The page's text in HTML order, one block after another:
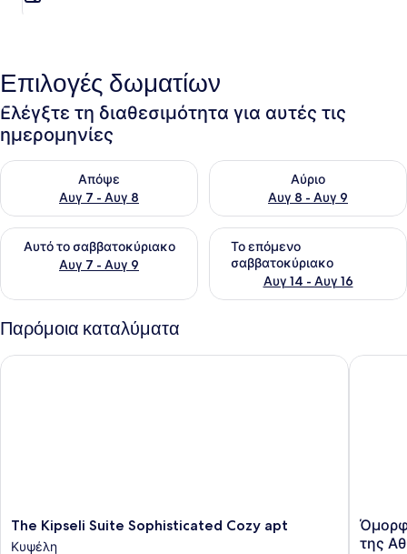
Επιλογές δωματίων
Ελέγξτε τη διαθεσιμότητα για αυτές τις
ημερομηνίες
Απόψε
Αυγ 7 - Αυγ 8
Έλεγχος διαθεσιμότητας για απόψε Αυγ 7 - Αυγ 8
Αύριο
Αυγ 8 - Αυγ 9
Έλεγχος διαθεσιμότητας
Αυτό το σαββατοκύριακο
Αυγ 7 - Αυγ 9
Έλεγχος διαθεσιμότητας για αυτό το σαββατοκύριακο
Το επόμενο
σαββατοκύριακο
Αυγ 14 - Αυγ 16
Έλεγχος διαθεσιμότητας
Παρόμοια καταλύματα
The
Kipseli
The Kipseli Suite Sophisticated Cozy apt
Κυψέλη
The Kipseli Suite Sophisticated Cozy apt
της